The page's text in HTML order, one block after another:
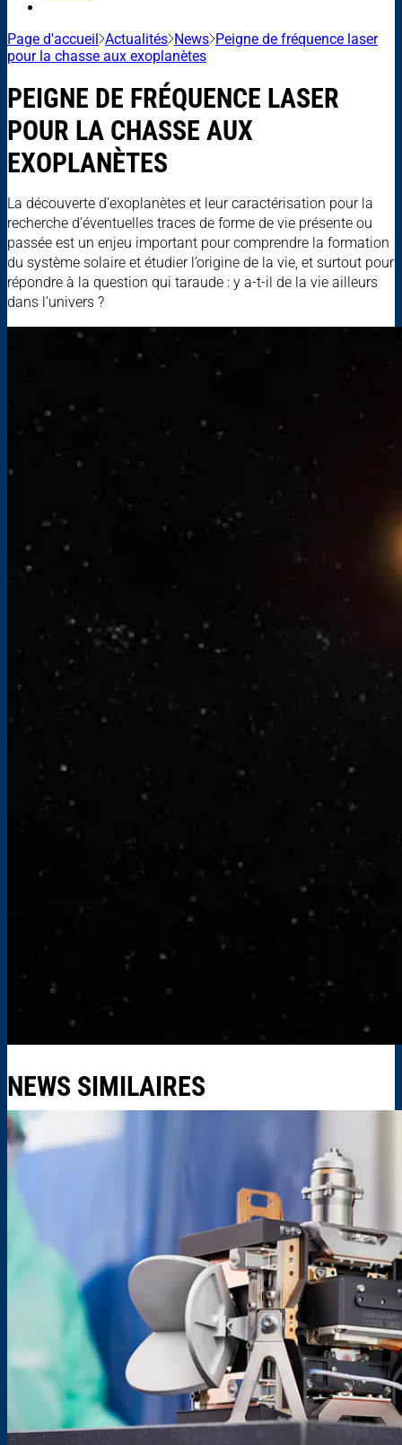
Page d'accueil Actualités News Peigne de fréquence laser
pour la chasse aux exoplanètes
PEIGNE DE FRÉQUENCE LASER
POUR LA CHASSE AUX
EXOPLANÈTES
La découverte d’exoplanètes et leur caractérisation pour la
recherche d’éventuelles traces de forme de vie présente ou
passée est un enjeu important pour comprendre la formation
du système solaire et étudier l’origine de la vie, et surtout pour
répondre à la question qui taraude : y a-t-il de la vie ailleurs
dans l’univers ?
NEWS SIMILAIRES